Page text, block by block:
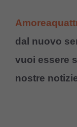
dal nuovo
vuoi essere
nostre